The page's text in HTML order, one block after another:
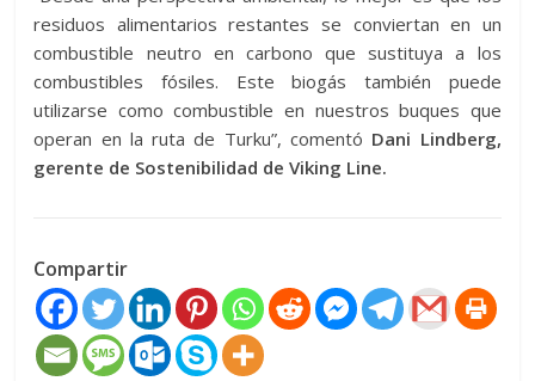
residuos alimentarios restantes se conviertan en un
combustible neutro en carbono que sustituya a los
combustibles fósiles. Este biogás también puede
utilizarse como combustible en nuestros buques que
operan en la ruta de Turku”, comentó Dani Lindberg,
gerente de Sostenibilidad de Viking Line.
Compartir